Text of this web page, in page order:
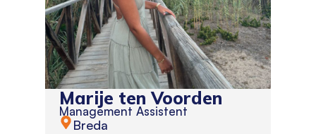
Marije ten Voorden
Management Assistent
Breda